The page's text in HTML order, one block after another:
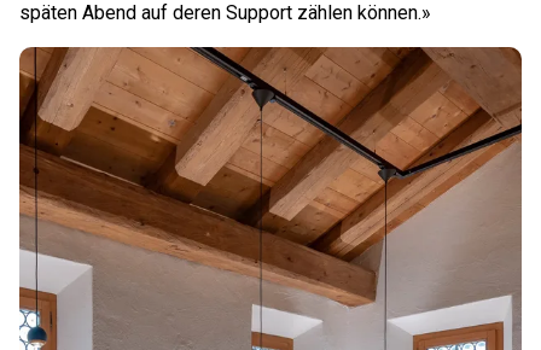
späten Abend auf deren Support zählen können.»